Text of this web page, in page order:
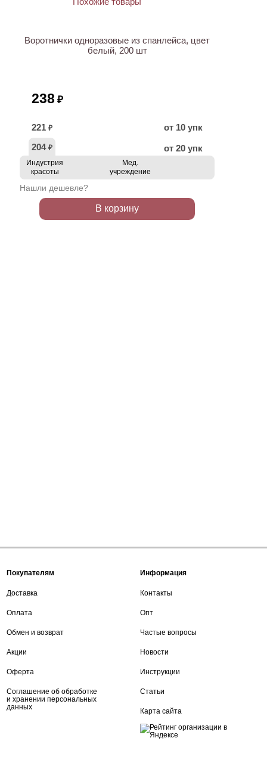
Воротнички одноразовые из спанлейса, цвет
белый, 200 шт
238 ₽
221 ₽
от 10 упк
204 ₽ от 20 упк
Индустрия
красоты
Мед.
учреждение
Нашли дешевле?
В корзину
Покупателям
Доставка
Оплата
Обмен и возврат
Акции
Оферта
Соглашение об обработке
и хранении персональных
данных
Информация
Контакты
Опт
Частые вопросы
Новости
Инструкции
Статьи
Карта сайта